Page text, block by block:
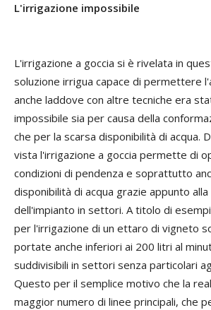
L'irrigazione impossibile
L'irrigazione a goccia si è rivelata in
soluzione irrigua capace di permettere
anche laddove con altre tecniche era
impossibile sia per causa della
che per la scarsa disponibilità di acqua.
vista l'irrigazione a goccia permette di
condizioni di pendenza e soprattutto
disponibilità di acqua grazie appunto
dell'impianto in settori. A titolo di
per l'irrigazione di un ettaro di vigneto
portate anche inferiori ai 200 litri al
suddivisibili in settori senza particolari
Questo per il semplice motivo che la
maggior numero di linee principali, che